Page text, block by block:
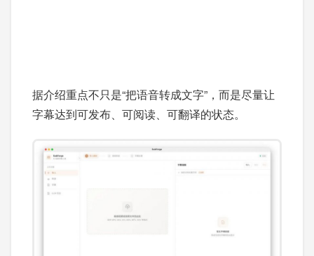
据介绍重点不只是“把语音转成文字”，而是尽量让
字幕达到可发布、可阅读、可翻译的状态。